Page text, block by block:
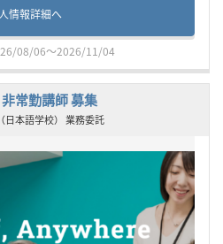
情報詳細へ
08/06～2026/11/04
常勤講師 募集
本語学校） 業務委託